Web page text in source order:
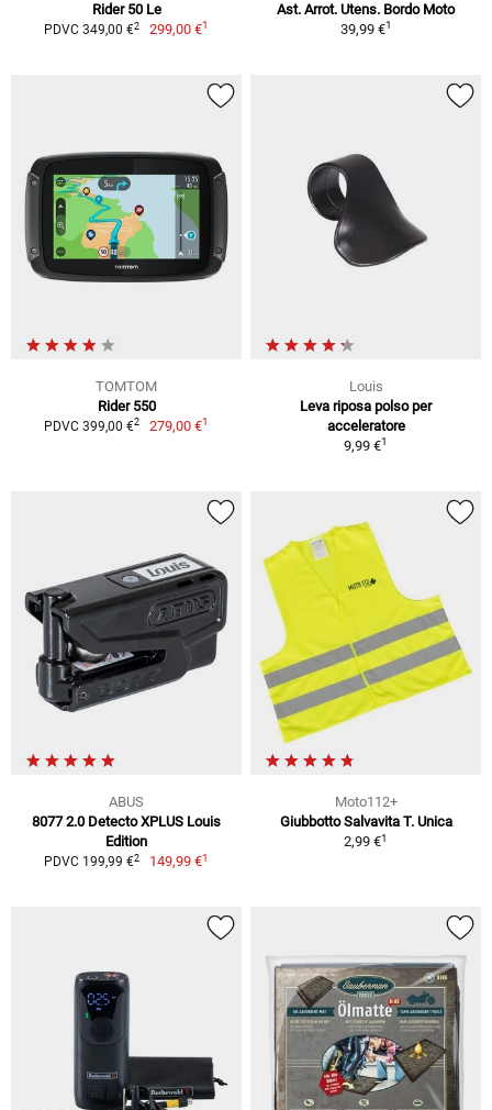
Rider 50 Le
PDVC 349,00 €2 299,00 €1
Ast. Arrot. Utens. Bordo Moto
39,99 €1
TOMTOM
Rider 550
PDVC 399,00 €2 279,00 €1
Louis
Leva riposa polso per
acceleratore
9,99 €1
ABUS
8077 2.0 Detecto XPLUS Louis
Edition
PDVC 199,99 €2 149,99 €1
Moto112+
Giubbotto Salvavita T. Unica
2,99 €1